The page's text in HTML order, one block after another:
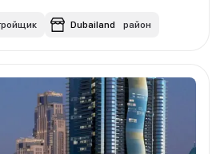
Dubailand район